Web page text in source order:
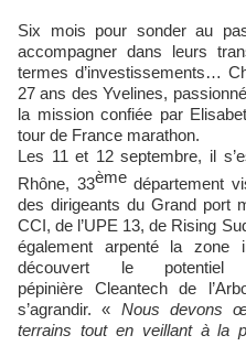
Six mois pour sonder au pas de course les territoires, les
accompagner dans leurs
termes d’investissements…
27 ans des Yvelines,
la mission confiée par
tour de France marathon.
Les 11 et 12 septembre, il
Rhône, 33èmedépartement
des dirigeants du Grand port
CCI, de l’UPE 13, de Rising
également arpenté la zone
découvert le
pépinière Cleantech de
s’agrandir. « Nous devons
terrains tout en veillant à la